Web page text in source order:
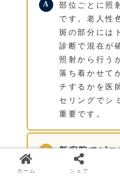
部位ごとに照
です。老人性
斑の部分には
診断で混在が
照射から行う
落ち着かせて
チするかを医
セリングでシ
重要です。
新宿院でピ
する方法を教えて
ホーム シェア